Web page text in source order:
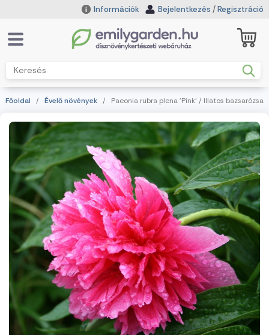
Információk Bejelentkezés /Regisztráció
Főoldal / Évelő növények / Paeonia rubra plena 'Pink' / Illatos bazsarózsa